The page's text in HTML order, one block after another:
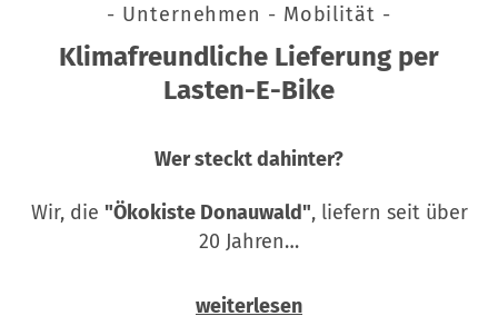
- Unternehmen - Mobilität -
Klimafreundliche Lieferung per
Lasten-E-Bike
Wer steckt dahinter?
Wir, die "Ökokiste Donauwald", liefern seit über
20 Jahren…
weiterlesen